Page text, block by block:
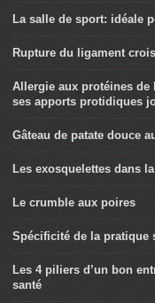
La salle de sport: idéale
Rupture du ligament
Allergie aux protéines de
ses apports protidiques
Gâteau de patate douce
Les exosquelettes dans
Le crumble aux poires
Spécificité de la pratique
Les 4 piliers d’un bon
santé